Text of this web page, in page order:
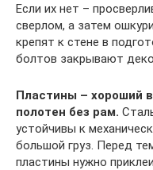
Если их нет –
сверлом, а затем
крепят к стене в
болтов закрывают
Пластины – хороший
полотен без рам.
устойчивы к
большой груз. Перед
пластины нужно